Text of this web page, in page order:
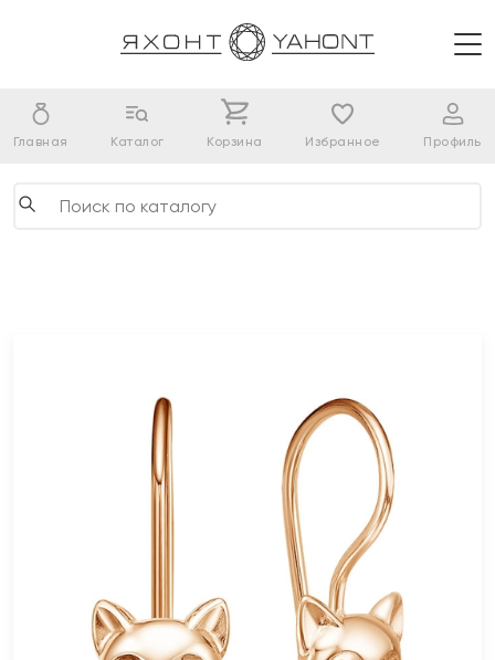
Главная Каталог Корзина Избранное Профиль